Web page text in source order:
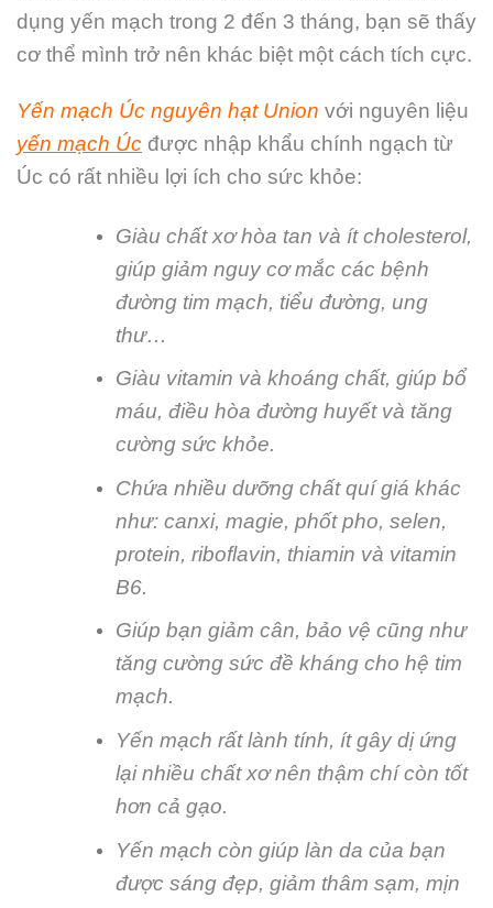
dụng yến mạch trong 2 đến 3 tháng, bạn sẽ thấy
cơ thể mình trở nên khác biệt một cách tích cực.
Yến mạch Úc nguyên hạt Union với nguyên liệu
yến mạch Úc được nhập khẩu chính ngạch từ
Úc có rất nhiều lợi ích cho sức khỏe:
Giàu chất xơ hòa tan và ít cholesterol,
giúp giảm nguy cơ mắc các bệnh
đường tim mạch, tiểu đường, ung
thư…
Giàu vitamin và khoáng chất, giúp bổ
máu, điều hòa đường huyết và tăng
cường sức khỏe.
Chứa nhiều dưỡng chất quí giá khác
như: canxi, magie, phốt pho, selen,
protein, riboflavin, thiamin và vitamin
B6.
Giúp bạn giảm cân, bảo vệ cũng như
tăng cường sức đề kháng cho hệ tim
mạch.
Yến mạch rất lành tính, ít gây dị ứng
lại nhiều chất xơ nên thậm chí còn tốt
hơn cả gạo.
Yến mạch còn giúp làn da của bạn
được sáng đẹp, giảm thâm sạm, mịn